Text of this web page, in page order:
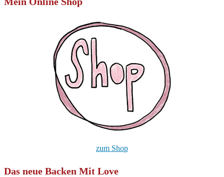
zum Shop
Das neue Backen Mit Love